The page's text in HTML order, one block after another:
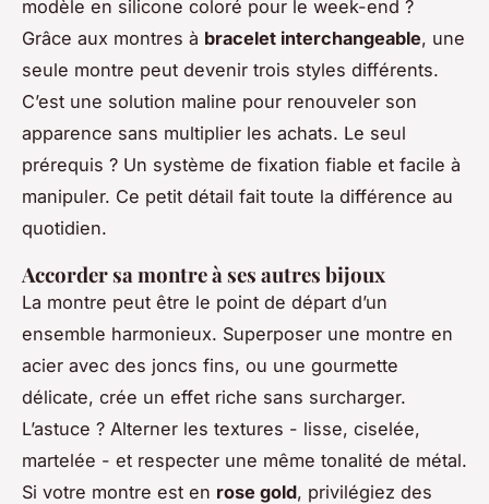
modèle en silicone coloré pour le week-end ?
Grâce aux montres à bracelet interchangeable, une
seule montre peut devenir trois styles différents.
C’est une solution maline pour renouveler son
apparence sans multiplier les achats. Le seul
prérequis ? Un système de fixation fiable et facile à
manipuler. Ce petit détail fait toute la différence au
quotidien.
Accorder sa montre à ses autres bijoux
La montre peut être le point de départ d’un
ensemble harmonieux. Superposer une montre en
acier avec des joncs fins, ou une gourmette
délicate, crée un effet riche sans surcharger.
L’astuce ? Alterner les textures - lisse, ciselée,
martelée - et respecter une même tonalité de métal.
Si votre montre est en rose gold, privilégiez des